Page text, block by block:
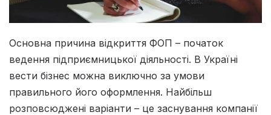
Основна причина відкриття ФОП – початок
ведення підприємницької діяльності. В Україні
вести бізнес можна виключно за умови
правильного його оформлення. Найбільш
розповсюджені варіанти – це заснування компанії